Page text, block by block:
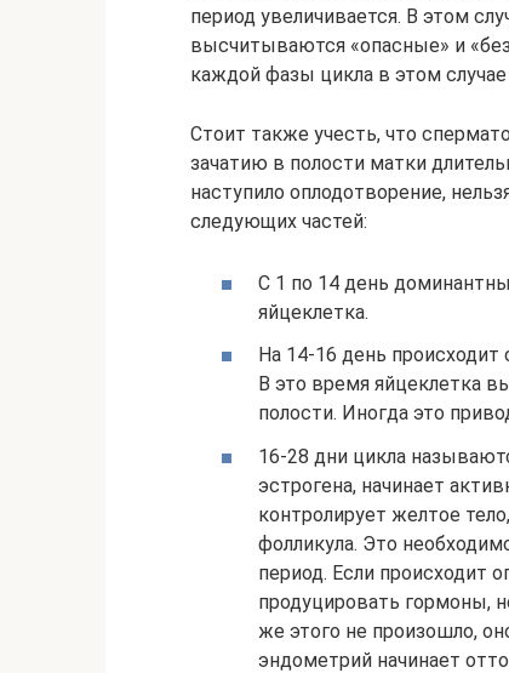
период увеличивается. В этом
высчитываются «опасные» и
каждой фазы цикла в этом случае
Стоит также учесть, что
зачатию в полости матки
наступило оплодотворение,
следующих частей:
С 1 по 14 день
яйцеклетка.
На 14-16 день происходит
В это время яйцеклетка
полости. Иногда это
16-28 дни цикла
эстрогена, начинает
контролирует желтое
фолликула. Это
период. Если происходит
продуцировать гормоны,
же этого не произошло,
эндометрий начинает